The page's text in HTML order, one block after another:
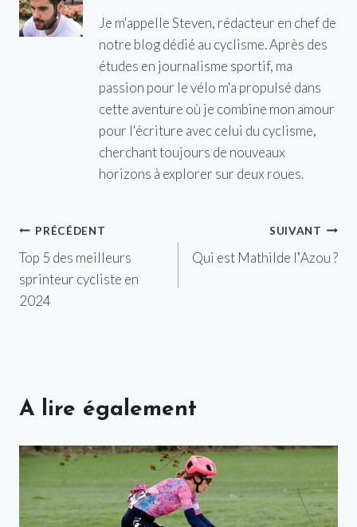
Je m'appelle Steven, rédacteur en chef de
notre blog dédié au cyclisme. Après des
études en journalisme sportif, ma
passion pour le vélo m'a propulsé dans
cette aventure où je combine mon amour
pour l'écriture avec celui du cyclisme,
cherchant toujours de nouveaux
horizons à explorer sur deux roues.
Navigation
de
l’article
PRÉCÉDENT
Top 5 des meilleurs
sprinteur cycliste en
2024
SUIVANT
Qui est Mathilde lʼAzou ?
A lire également